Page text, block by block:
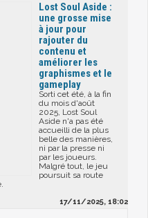
Lost Soul Aside :
une grosse mise
à jour pour
rajouter du
contenu et
améliorer les
graphismes et le
gameplay
Sorti cet été, à la fin
du mois d'août
2025, Lost Soul
Aside n'a pas été
accueilli de la plus
belle des manières,
ni par la presse ni
par les joueurs.
Malgré tout, le jeu
poursuit sa route
17/11/2025, 18:02